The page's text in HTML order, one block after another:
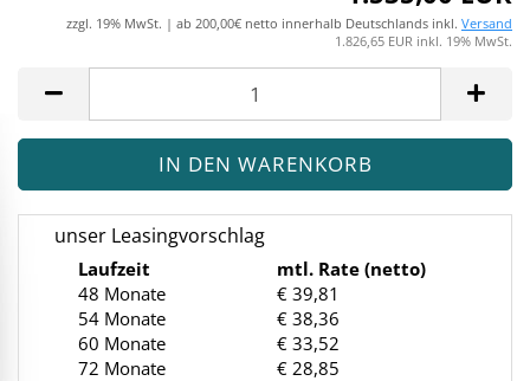
zzgl. 19% MwSt. | ab 200,00€ netto innerhalb Deutschlands inkl. Versand
1.826,65 EUR inkl. 19% MwSt.
unser Leasingvorschlag
Laufzeit
mtl. Rate (netto)
48 Monate
€ 39,81
54 Monate
€ 38,36
60 Monate
€ 33,52
72 Monate
€ 28,85